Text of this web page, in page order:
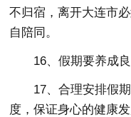
不归宿，离开大连市
自陪同。
16、假期要养成
17、合理安排假
度，保证身心的健康发